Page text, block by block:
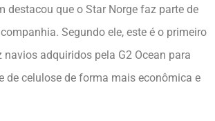
destacou que o Star Norge faz parte de
Segundo ele, este é o primeiro
navios adquiridos pela G2 Ocean para
de celulose de forma mais econômica e